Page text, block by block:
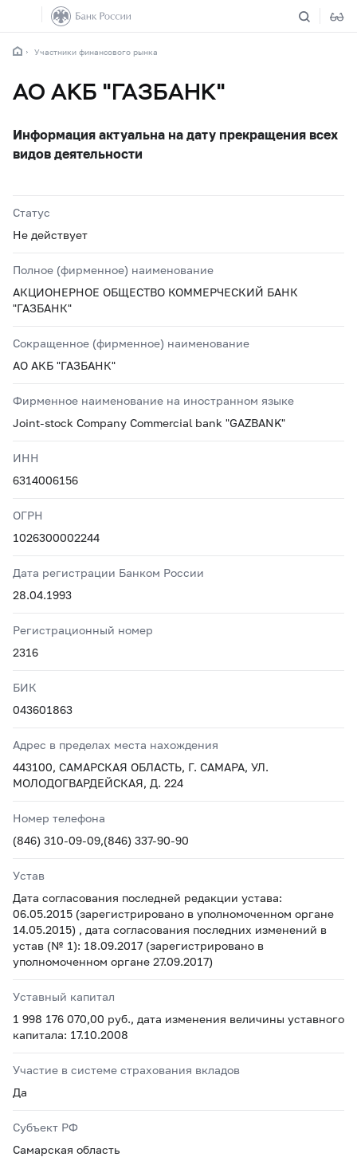
Участники финансового рынка
АО АКБ "ГАЗБАНК"
Информация актуальна на дату прекращения всех
видов деятельности
Статус
Не действует
Полное (фирменное) наименование
АКЦИОНЕРНОЕ ОБЩЕСТВО КОММЕРЧЕСКИЙ БАНК
"ГАЗБАНК"
Сокращенное (фирменное) наименование
АО АКБ "ГАЗБАНК"
Фирменное наименование на иностранном языке
Joint-stock Company Commercial bank "GAZBANK"
ИНН
6314006156
ОГРН
1026300002244
Дата регистрации Банком России
28.04.1993
Регистрационный номер
2316
БИК
043601863
Адрес в пределах места нахождения
443100, САМАРСКАЯ ОБЛАСТЬ, Г. САМАРА, УЛ.
МОЛОДОГВАРДЕЙСКАЯ, Д. 224
Номер телефона
(846) 310-09-09,(846) 337-90-90
Устав
Дата согласования последней редакции устава:
06.05.2015 (зарегистрировано в уполномоченном органе
14.05.2015) , дата согласования последних изменений в
устав (№ 1): 18.09.2017 (зарегистрировано в
уполномоченном органе 27.09.2017)
Уставный капитал
1 998 176 070,00 руб., дата изменения величины уставного
капитала: 17.10.2008
Участие в системе страхования вкладов
Да
Субъект РФ
Самарская область